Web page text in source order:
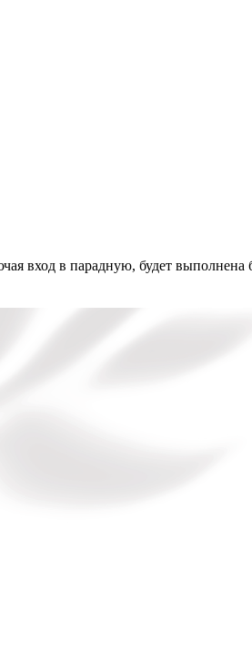
вход в парадную, будет выполнена